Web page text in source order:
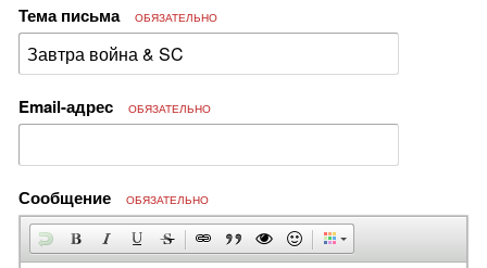
Тема письма ОБЯЗАТЕЛЬНО
Email-адрес ОБЯЗАТЕЛЬНО
Сообщение ОБЯЗАТЕЛЬНО